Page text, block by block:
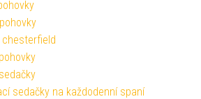
chesterfield
sedačky na každodenní spaní